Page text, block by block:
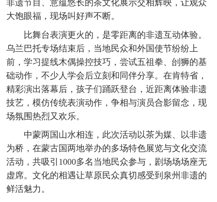
非遗节目、意蕴悠长的茶文化展示交相辉映，让观众
大饱眼福，现场叫好声不断。
比舞台表演更火的，是零距离的非遗互动体验。
乌兰巴托专场结束后，当地民众和外国使节纷纷上
前，学习提线木偶操控技巧，尝试五祖拳、刣狮的基
础动作，不少人学会后立刻和同伴分享。在肯特省，
精彩演出落幕后，孩子们踊跃登台，近距离体验非遗
技艺，模仿传统表演动作，争相与演员合影留念，现
场氛围热烈又欢乐。
中蒙两国山水相连，此次活动以茶为媒、以非遗
为桥，在蒙古国两地举办的多场特色展览与文化交流
活动，共吸引1000多名当地民众参与，剧场场场座无
虚席。文化的相遇让草原民众真切感受到泉州非遗的
鲜活魅力。